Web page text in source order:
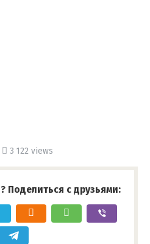
3 122 views
Поделиться с друзьями: